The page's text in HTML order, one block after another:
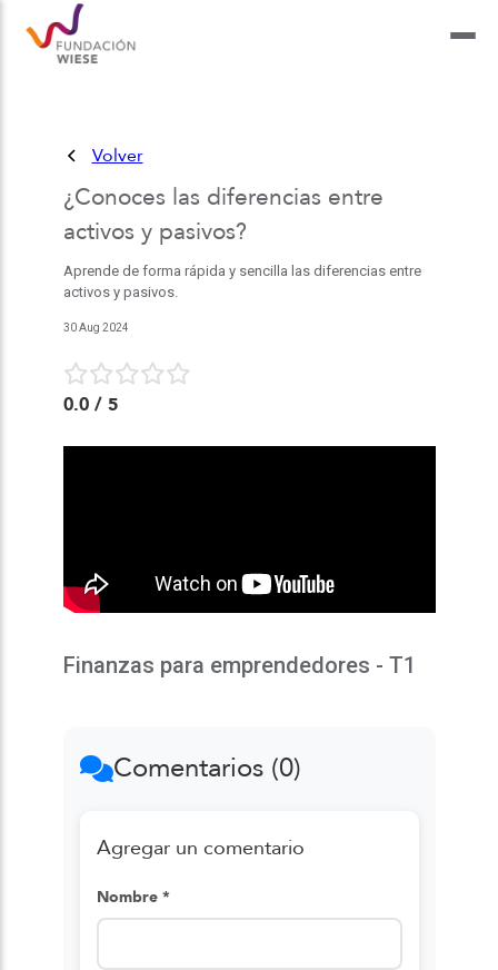
Volver
¿Conoces las diferencias entre
activos y pasivos?
Aprende de forma rápida y sencilla las diferencias entre
activos y pasivos.
30 Aug 2024
0.0/ 5
Finanzas para emprendedores - T1
Comentarios (0)
Agregar un comentario
Nombre *